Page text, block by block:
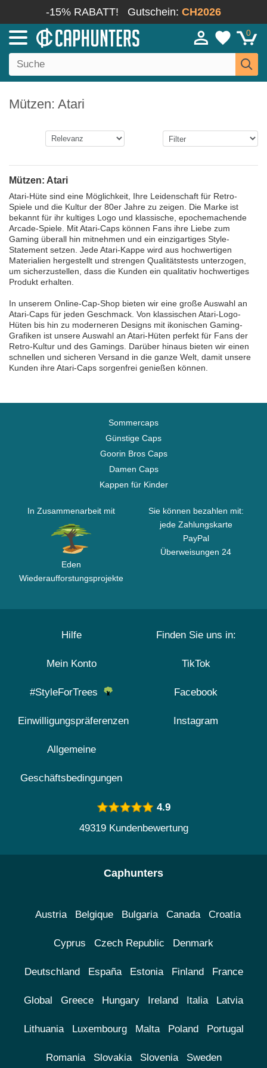
-15% RABATT! Gutschein: CH2026
0
Mützen: Atari
Mützen: Atari
Atari-Hüte sind eine Möglichkeit, Ihre Leidenschaft für Retro-
Spiele und die Kultur der 80er Jahre zu zeigen. Die Marke ist
bekannt für ihr kultiges Logo und klassische, epochemachende
Arcade-Spiele. Mit Atari-Caps können Fans ihre Liebe zum
Gaming überall hin mitnehmen und ein einzigartiges Style-
Statement setzen. Jede Atari-Kappe wird aus hochwertigen
Materialien hergestellt und strengen Qualitätstests unterzogen,
um sicherzustellen, dass die Kunden ein qualitativ hochwertiges
Produkt erhalten.
In unserem Online-Cap-Shop bieten wir eine große Auswahl an
Atari-Caps für jeden Geschmack. Von klassischen Atari-Logo-
Hüten bis hin zu moderneren Designs mit ikonischen Gaming-
Grafiken ist unsere Auswahl an Atari-Hüten perfekt für Fans der
Retro-Kultur und des Gamings. Darüber hinaus bieten wir einen
schnellen und sicheren Versand in die ganze Welt, damit unsere
Kunden ihre Atari-Caps sorgenfrei genießen können.
Sommercaps
Günstige Caps
Goorin Bros Caps
Damen Caps
Kappen für Kinder
In Zusammenarbeit mit
Eden
Wiederaufforstungsprojekte
Sie können bezahlen mit:
jede Zahlungskarte
PayPal
Überweisungen 24
Hilfe
Mein Konto
#StyleForTrees
Einwilligungspräferenzen
Allgemeine
Geschäftsbedingungen
Finden Sie uns in:
TikTok
Facebook
Instagram
4.9
49319 Kundenbewertung
Caphunters
Austria Belgique Bulgaria Canada Croatia
Cyprus Czech Republic Denmark
Deutschland España Estonia Finland France
Global Greece Hungary Ireland Italia Latvia
Lithuania Luxembourg Malta Poland Portugal
Romania Slovakia Slovenia Sweden